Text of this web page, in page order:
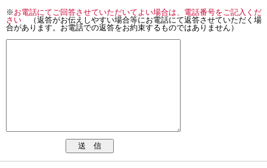
※ お電話にてご回答させていただいてよい場合は、電話番号をご記入くだ
さい （返答がお伝えしやすい場合等にお電話にて返答させていただく場
合があります。お電話での返答をお約束するものではありません）
送 信